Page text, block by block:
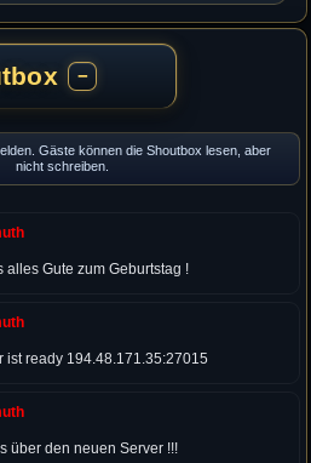
−
Gäste können die Shoutbox lesen, aber
nicht schreiben.
alles Gute zum Geburtstag !
ist ready 194.48.171.35:27015
über den neuen Server !!!